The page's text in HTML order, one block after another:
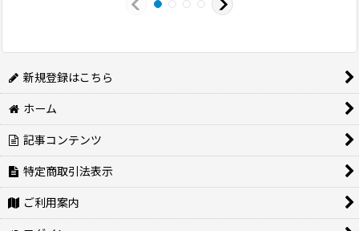
新規登録はこちら
ホーム
記事コンテンツ
特定商取引法表示
ご利用案内